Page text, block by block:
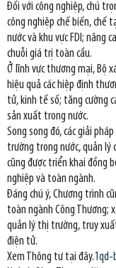
Đối với công nghiệp, chú
công nghiệp chế biến, chế
nước và khu vực FDI; nâng
chuỗi giá trị toàn cầu.
Ở lĩnh vực thương mại, Bộ
hiệu quả các hiệp định
tử, kinh tế số; tăng cường
sản xuất trong nước.
Song song đó, các giải
trường trong nước, quản lý
cũng được triển khai đồng
nghiệp và toàn ngành.
Đáng chú ý, Chương trình
toàn ngành Công Thương;
quản lý thị trường, truy
điện tử.
Xem Thông tư tại đây.1qd-